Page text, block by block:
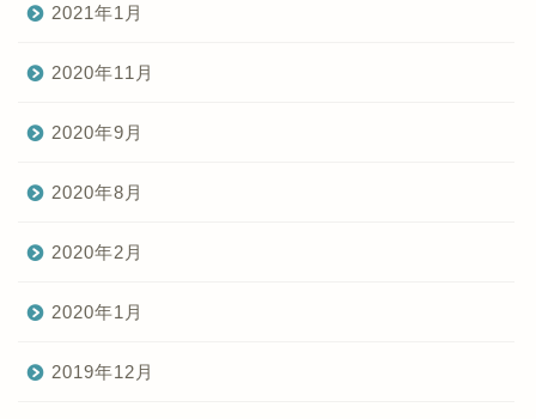
2021年1月
2020年11月
2020年9月
2020年8月
2020年2月
2020年1月
2019年12月